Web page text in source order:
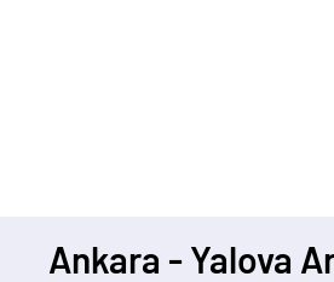
Ankara - Yalova